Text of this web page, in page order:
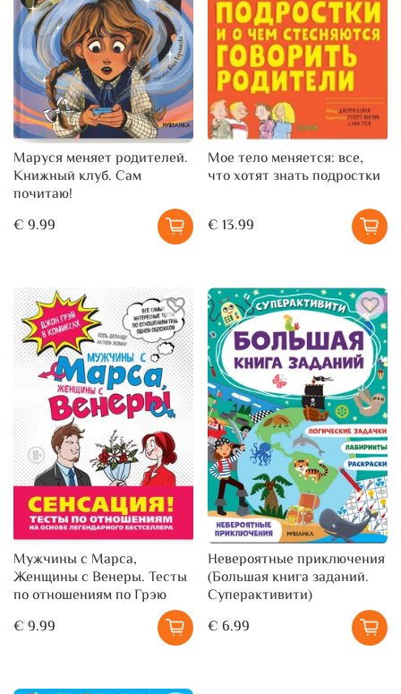
Маруся меняет родителей.
Книжный клуб. Сам
почитаю!
€ 9.99
Мое тело меняется: все,
что хотят знать подростки
€ 13.99
Мужчины с Марса,
Женщины с Венеры. Тесты
по отношениям по Грэю
€ 9.99
Невероятные приключения
(Большая книга заданий.
Суперактивити)
€ 6.99